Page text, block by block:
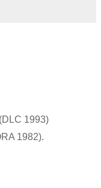
1993)
1982).